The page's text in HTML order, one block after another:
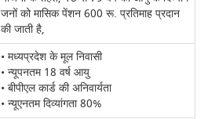
जनों को मासिक पेंशन 600 रू. प्रतिमाह प्रदान
की जाती है,
• मध्यप्रदेश के मूल निवासी
• न्यूपनतम 18 वर्ष आयु
• बीपीएल कार्ड की अनिवार्यता
• न्यूएनतम दिव्यांगता 80%